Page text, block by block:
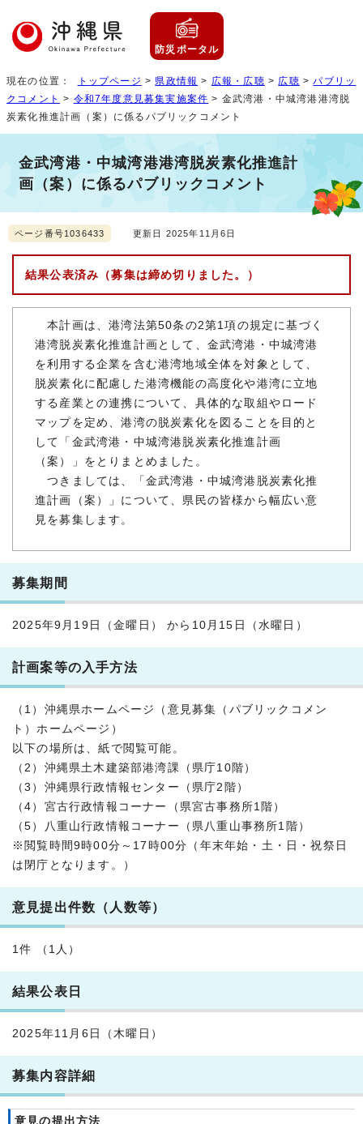
防災ポータル
現在の位置： トップページ > 県政情報 > 広報・広聴 > 広聴 >パブリッ
クコメント > 令和7年度意見募集実施案件 > 金武湾港・中城湾港港湾脱
炭素化推進計画（案）に係るパブリックコメント
金武湾港・中城湾港港湾脱炭素化推進計
画（案）に係るパブリックコメント
ページ番号1036433 更新日 2025年11月6日
結果公表済み（募集は締め切りました。）
本計画は、港湾法第50条の2第1項の規定に基づく
港湾脱炭素化推進計画として、金武湾港・中城湾港
を利用する企業を含む港湾地域全体を対象として、
脱炭素化に配慮した港湾機能の高度化や港湾に立地
する産業との連携について、具体的な取組やロード
マップを定め、港湾の脱炭素化を図ることを目的と
して「金武湾港・中城湾港脱炭素化推進計画
（案）」をとりまとめました。
つきましては、「金武湾港・中城湾港脱炭素化推
進計画（案）」について、県民の皆様から幅広い意
見を募集します。
募集期間
2025年9月19日（金曜日） から10月15日（水曜日）
計画案等の入手方法
（1）沖縄県ホームページ（意見募集（パブリックコメン
ト）ホームページ）
以下の場所は、紙で閲覧可能。
（2）沖縄県土木建築部港湾課（県庁10階）
（3）沖縄県行政情報センター（県庁2階）
（4）宮古行政情報コーナー（県宮古事務所1階）
（5）八重山行政情報コーナー（県八重山事務所1階）
※閲覧時間9時00分～17時00分（年末年始・土・日・祝祭日
は閉庁となります。）
意見提出件数（人数等）
1件 （1人）
結果公表日
2025年11月6日（木曜日）
募集内容詳細
意見の提出方法